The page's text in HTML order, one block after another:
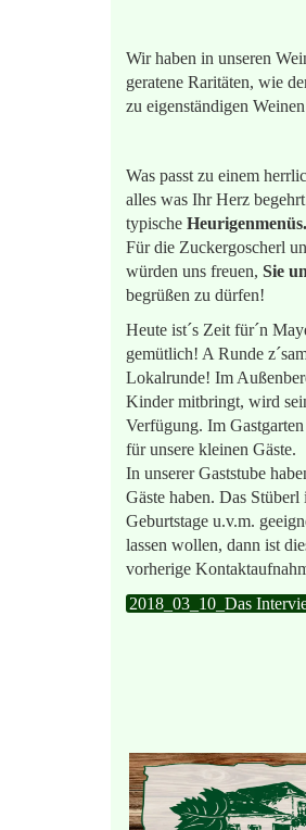
Wir haben in unseren
geratene Raritäten, wie
zu eigenständigen
Was passt zu einem
alles was Ihr Herz
typische Heurigenmenüs.
Für die Zuckergoscherl
würden uns freuen, Sie
begrüßen zu dürfen!
Heute ist´s Zeit für´n
gemütlich! A Runde
Lokalrunde! Im
Kinder mitbringt, wird
Verfügung. Im
für unsere kleinen Gäste.
In unserer Gaststube
Gäste haben. Das
Geburtstage u.v.m.
lassen wollen, dann ist
vorherige
2018_03_10_Das